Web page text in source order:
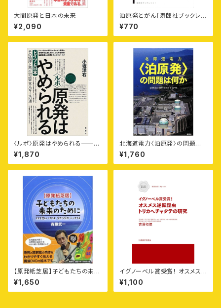
大間原発と日本の未来
¥2,090
泊原発とがん［寿郎社ブックレッ
ト1］
¥770
〈ルポ〉原発はやめられる——ド
イツと日本
¥1,870
北海道電力〈泊原発〉の問題は
何か
¥1,760
【原発紙芝居】子どもたちの未来
のために——とても悲しいけれ
ど空から灰がふってくる
¥1,650
イグノーベル賞受賞！ オスメス
逆転昆虫トリカヘチャタテの研
究
¥1,100